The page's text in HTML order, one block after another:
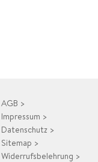
AGB >
Impressum >
Datenschutz >
Sitemap >
Widerrufsbelehrung >